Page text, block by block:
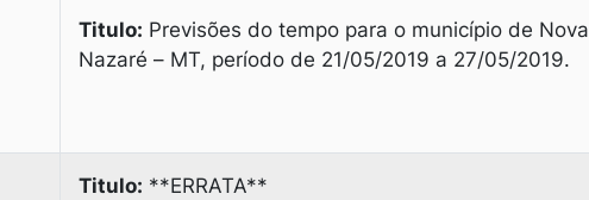
Titulo: Previsões do tempo para o município de Nova
Nazaré – MT, período de 21/05/2019 a 27/05/2019.
Titulo: **ERRATA**